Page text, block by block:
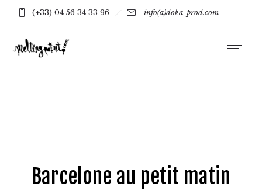
(+33) 04 56 34 33 96 info(a)doka-prod.com
Barcelone au petit matin